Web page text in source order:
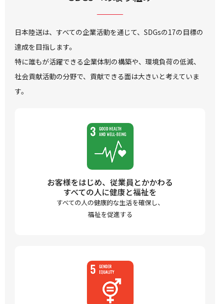
日本陸送は、すべての企業活動を通じて、SDGsの17の目標の
達成を目指します。
特に誰もが活躍できる企業体制の構築や、環境負荷の低減、
社会貢献活動の分野で、貢献できる面は大きいと考えていま
す。
お客様をはじめ、従業員とかかわる
すべての人に健康と福祉を
すべての人の健康的な生活を確保し、
福祉を促進する